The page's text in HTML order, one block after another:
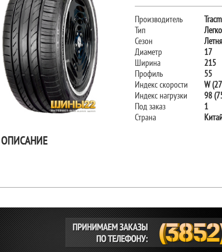
Производитель
Тип
Сезон
Диаметр
17
Ширина
215
Профиль
55
Индекс скорости
W
Индекс нагрузки
98
Под заказ
1
Страна
ОПИСАНИЕ